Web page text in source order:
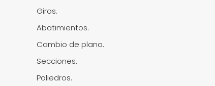
Giros.
Abatimientos.
Cambio de plano.
Secciones.
Poliedros.